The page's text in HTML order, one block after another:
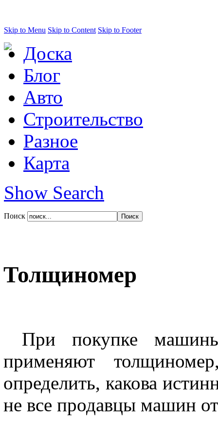
Skip to Menu Skip to Content Skip to Footer
Доска
Блог
Авто
Строительство
Разное
Карта
Show Search
Поиск
Толщиномер
При покупке
применяют
определить, какова
не все продавцы машин